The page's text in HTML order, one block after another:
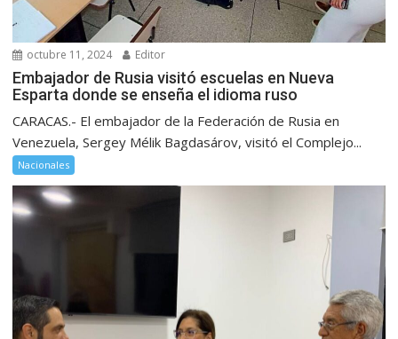
octubre 11, 2024 Editor
Embajador de Rusia visitó escuelas en Nueva
Esparta donde se enseña el idioma ruso
CARACAS.- El embajador de la Federación de Rusia en
Venezuela, Sergey Mélik Bagdasárov, visitó el Complejo...
Nacionales